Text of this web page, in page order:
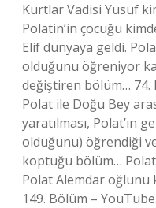
Kurtlar Vadisi Yusuf
Polatin’in çocuğu
Elif dünyaya geldi.
olduğunu öğreniyor
değiştiren bölüm… 74.
Polat ile Doğu Bey
yaratılması, Polat’ın
olduğunu) öğrendiği
koptuğu bölüm…
Polat Alemdar oğlunu
149. Bölüm –